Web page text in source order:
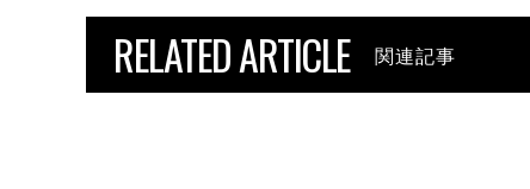
RELATED ARTICLE 関連記事